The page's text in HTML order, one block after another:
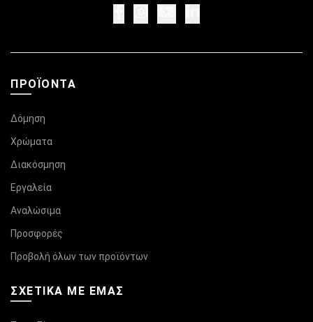
ΠΡΟΪΌΝΤΑ
Δόμηση
Χρώματα
Διακόσμηση
Εργαλεία
Αναλώσιμα
Προσφορές
Προβολή όλων των προϊόντων
ΣΧΕΤΙΚΆ ΜΕ ΕΜΑΣ